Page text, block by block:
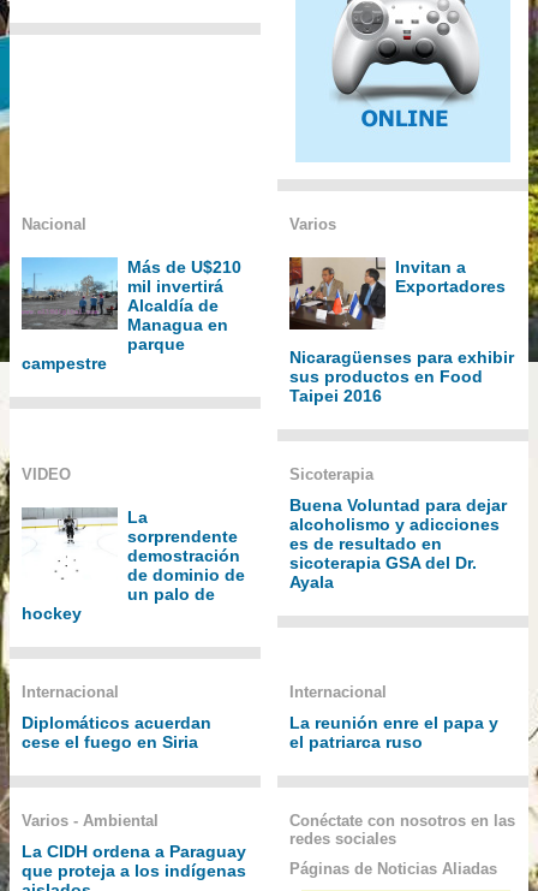
Nacional
Más de U$210
mil invertirá
Alcaldía de
Managua en
parque
campestre
Varios
Invitan a
Exportadores
Nicaragüenses para exhibir
sus productos en Food
Taipei 2016
VIDEO
La
sorprendente
demostración
de dominio de
un palo de
hockey
Sicoterapia
Buena Voluntad para dejar
alcoholismo y adicciones
es de resultado en
sicoterapia GSA del Dr.
Ayala
Internacional
Diplomáticos acuerdan
cese el fuego en Siria
Internacional
La reunión enre el papa y
el patriarca ruso
Varios - Ambiental
La CIDH ordena a Paraguay
que proteja a los indígenas
Conéctate con nosotros en las
redes sociales
Páginas de Noticias Aliadas